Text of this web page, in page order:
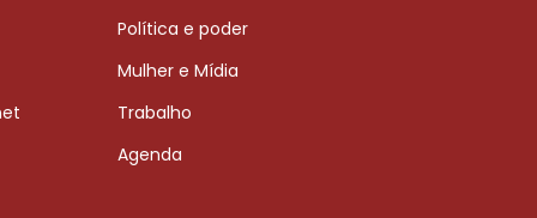
Política e poder
Mulher e Mídia
Trabalho
Agenda